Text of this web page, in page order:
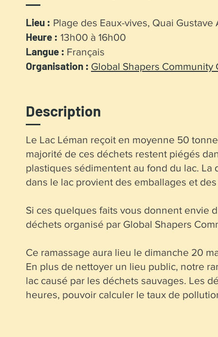
Lieu : Plage des Eaux-vives, Quai Gustave
Heure : 13h00 à 16h00
Langue : Français
Organisation : Global Shapers Community
Description
Le Lac Léman reçoit en moyenne 50
majorité de ces déchets restent piégés
plastiques sédimentent au fond du lac.
dans le lac provient des emballages et
Si ces quelques faits vous donnent envie
déchets organisé par Global Shapers
Ce ramassage aura lieu le dimanche 20
En plus de nettoyer un lieu public, notre
lac causé par les déchets sauvages. Les
heures, pouvoir calculer le taux de